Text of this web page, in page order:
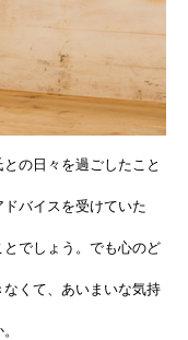
の日々を過ごしたこと
バイスを受けていた
でしょう。でも心のど
くて、あいまいな気持